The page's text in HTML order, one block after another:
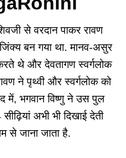
से वरदान पाकर रावण
बन गया था. मानव-असुर
थे और देवतागण स्वर्गलोक
ने पृथ्वी और स्वर्गलोक को
में, भगवान विष्णु ने उस पुल
अभी भी दिखाई देती
से जाना जाता है.